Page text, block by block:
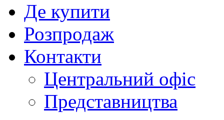
Де купити
Розпродаж
Контакти
Центральний офіс
Представництва